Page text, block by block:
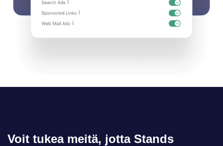
Voit tukea meitä, jotta Stands